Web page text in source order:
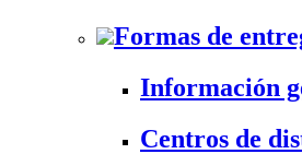
Formas de
Información
Centros de